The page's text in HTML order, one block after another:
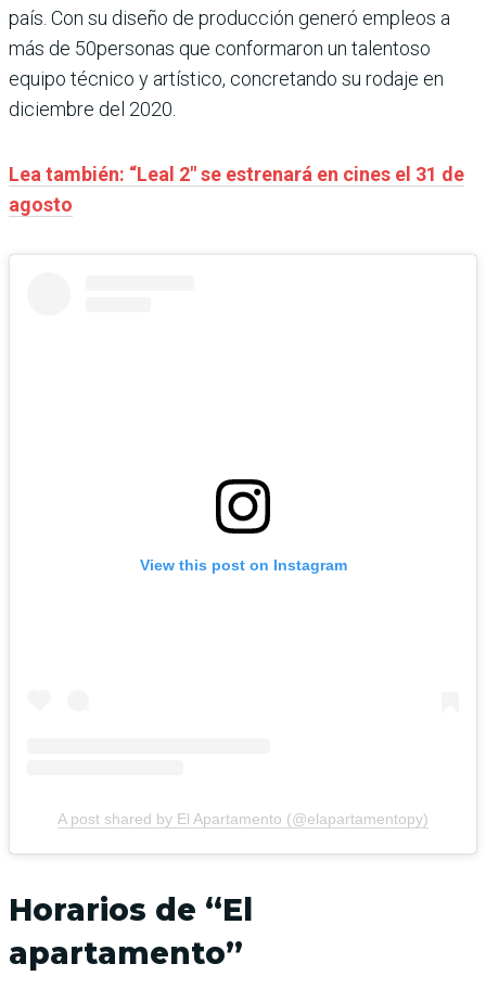
país. Con su diseño de producción generó empleos a
más de 50personas que conformaron un talentoso
equipo técnico y artístico, concretando su rodaje en
diciembre del 2020.
Lea también: “Leal 2″ se estrenará en cines el 31 de
agosto
View this post on Instagram
A post shared by El Apartamento (@elapartamentopy)
Horarios de “El
apartamento”